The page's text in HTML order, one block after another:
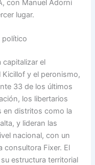
con Manuel Adorni
lugar.
político
capitalizar el
y el peronismo,
33 de los últimos
los libertarios
en distritos como la
y lideran las
nacional, con un
consultora Fixer. El
estructura territorial